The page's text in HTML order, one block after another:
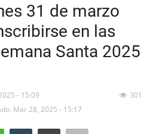
31 de marzo
en las
Santa 2025
- 15:09
Mar 28, 2025 - 15:17
301